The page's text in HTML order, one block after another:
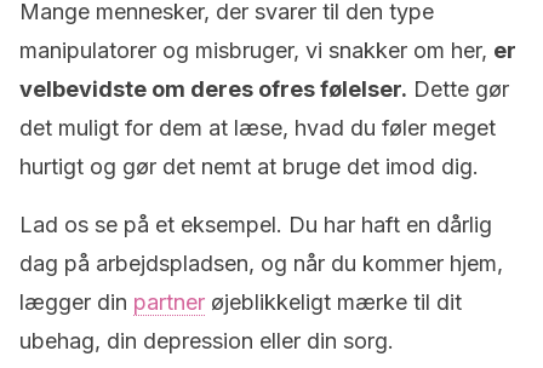
Mange mennesker, der svarer til den type
manipulatorer og misbruger, vi snakker om her, er
velbevidste om deres ofres følelser. Dette gør
det muligt for dem at læse, hvad du føler meget
hurtigt og gør det nemt at bruge det imod dig.
Lad os se på et eksempel. Du har haft en dårlig
dag på arbejdspladsen, og når du kommer hjem,
lægger din partner øjeblikkeligt mærke til dit
ubehag, din depression eller din sorg.